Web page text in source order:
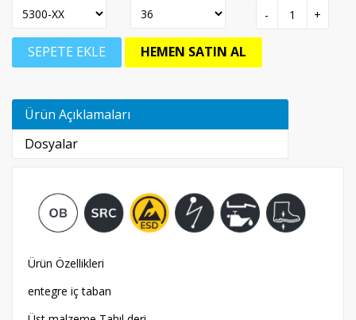
-
+
SEPETE EKLE HEMEN SATIN AL
Ürün Açıklamaları
Dosyalar
Ürün Özellikleri
entegre iç taban